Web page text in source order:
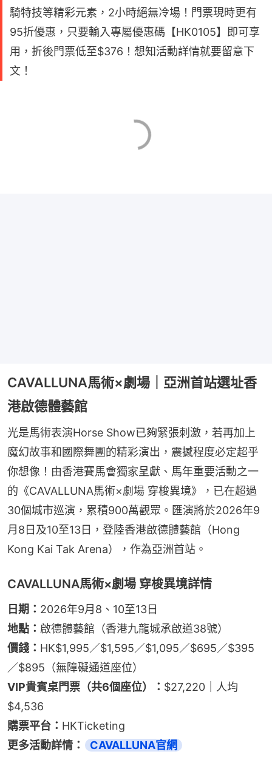
騎特技等精彩元素，2小時絕無冷場！門票現時更有
95折優惠，只要輸入專屬優惠碼【HK0105】即可享
用，折後門票低至$376！想知活動詳情就要留意下
文！
CAVALLUNA馬術×劇場｜亞洲首站選址香
港啟德體藝館
光是馬術表演Horse Show已夠緊張刺激，若再加上
魔幻故事和國際舞團的精彩演出，震撼程度必定超乎
你想像！由香港賽馬會獨家呈獻、馬年重要活動之一
的《CAVALLUNA馬術×劇場 穿梭異境》，已在超過
30個城市巡演，累積900萬觀眾。匯演將於2026年9
月8日及10至13日，登陸香港啟德體藝館（Hong
Kong Kai Tak Arena），作為亞洲首站。
CAVALLUNA馬術×劇場 穿梭異境詳情
日期： 2026年9月8、10至13日
地點： 啟德體藝館​（香港九龍城承啟道38號）
價錢： HK$1,995／$1,595／$1,095／$695／$395
／$895（無障礙通道座位）
VIP貴賓桌門票（共6個座位）： $27,220｜人均
$4,536
購票平台： HKTicketing
更多活動詳情：